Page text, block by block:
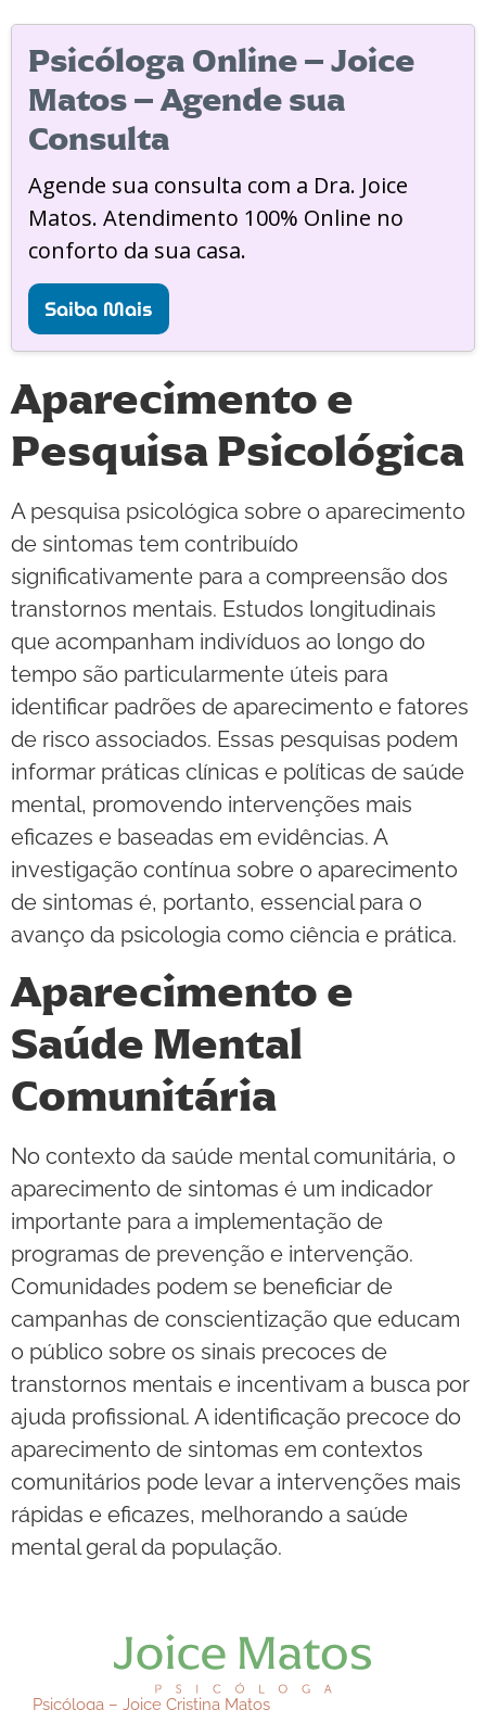
Psicóloga Online – Joice
Matos – Agende sua
Consulta
Agende sua consulta com a Dra. Joice
Matos. Atendimento 100% Online no
conforto da sua casa.
Saiba Mais
Aparecimento e
Pesquisa Psicológica
A pesquisa psicológica sobre o aparecimento
de sintomas tem contribuído
significativamente para a compreensão dos
transtornos mentais. Estudos longitudinais
que acompanham indivíduos ao longo do
tempo são particularmente úteis para
identificar padrões de aparecimento e fatores
de risco associados. Essas pesquisas podem
informar práticas clínicas e políticas de saúde
mental, promovendo intervenções mais
eficazes e baseadas em evidências. A
investigação contínua sobre o aparecimento
de sintomas é, portanto, essencial para o
avanço da psicologia como ciência e prática.
Aparecimento e
Saúde Mental
Comunitária
No contexto da saúde mental comunitária, o
aparecimento de sintomas é um indicador
importante para a implementação de
programas de prevenção e intervenção.
Comunidades podem se beneficiar de
campanhas de conscientização que educam
o público sobre os sinais precoces de
transtornos mentais e incentivam a busca por
ajuda profissional. A identificação precoce do
aparecimento de sintomas em contextos
comunitários pode levar a intervenções mais
rápidas e eficazes, melhorando a saúde
mental geral da população.
Psicóloga – Joice Cristina Matos